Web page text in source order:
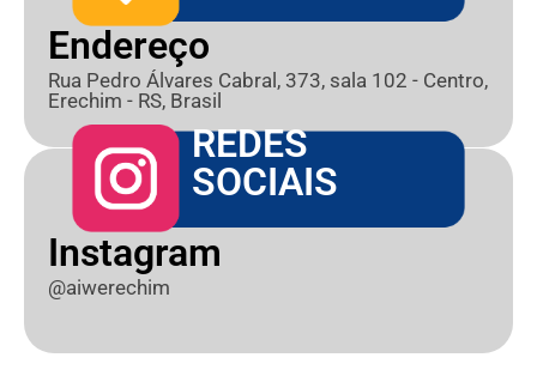
Endereço
Rua Pedro Álvares Cabral, 373, sala 102 - Centro,
Erechim - RS, Brasil
REDES
SOCIAIS
Instagram
@aiwerechim